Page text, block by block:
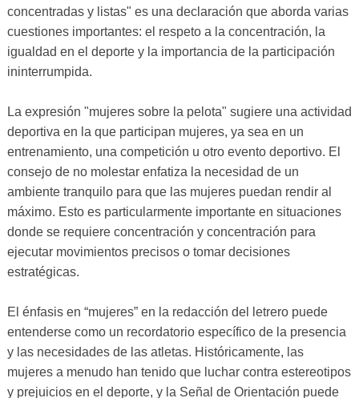
concentradas y listas" es una declaración que aborda varias
cuestiones importantes: el respeto a la concentración, la
igualdad en el deporte y la importancia de la participación
ininterrumpida.
La expresión "mujeres sobre la pelota" sugiere una actividad
deportiva en la que participan mujeres, ya sea en un
entrenamiento, una competición u otro evento deportivo. El
consejo de no molestar enfatiza la necesidad de un
ambiente tranquilo para que las mujeres puedan rendir al
máximo. Esto es particularmente importante en situaciones
donde se requiere concentración y concentración para
ejecutar movimientos precisos o tomar decisiones
estratégicas.
El énfasis en “mujeres” en la redacción del letrero puede
entenderse como un recordatorio específico de la presencia
y las necesidades de las atletas. Históricamente, las
mujeres a menudo han tenido que luchar contra estereotipos
y prejuicios en el deporte, y la Señal de Orientación puede